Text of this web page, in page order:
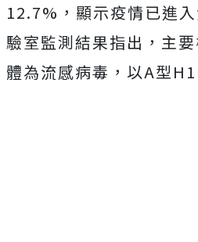
12.7%，顯示疫情已進
驗室監測結果指出，主
體為流感病毒，以A型